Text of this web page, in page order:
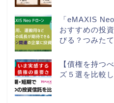
「eMAXIS
おすすめの投
びる？つみた
【債権を持つ
ズ５選を比較